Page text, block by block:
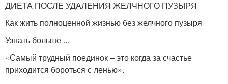
ДИЕТА ПОСЛЕ УДАЛЕНИЯ ЖЕЛЧНОГО ПУЗЫРЯ
Как жить полноценной жизнью без желчного пузыря
Узнать больше ...
«Самый трудный поединок – это когда за счастье
приходится бороться с ленью».